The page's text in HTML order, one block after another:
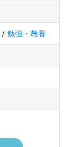
/ 勉強・教養